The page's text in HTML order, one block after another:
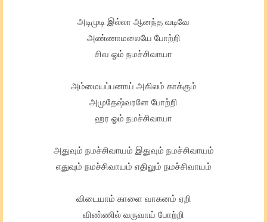
அடிமுடி இல்லா ஆனந்த வடிவே
அண்ணாமலையே போற்றி
சிவ ஓம் நமச்சிவாயா
அம்மையப்பனாய் அகிலம் காக்கும்
அமுதேஷ்வரனே போற்றி
ஹர ஓம் நமச்சிவாயா
அதுவும் நமச்சிவாயம் இதுவும் நமச்சிவாயம்
எதுவும் நமச்சிவாயம் எதிலும் நமச்சிவாயம்
விடையாம் காளை வாகனம் ஏறி
விண்ணில் வருவாய் போற்றி